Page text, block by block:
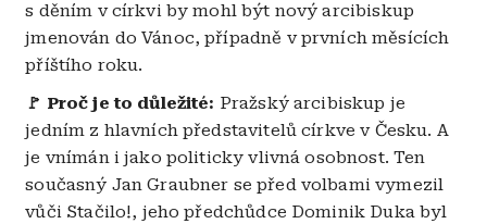
s děním v církvi by mohl být nový arcibiskup
jmenován do Vánoc, případně v prvních měsících
příštího roku.
🚩 Proč je to důležité: Pražský arcibiskup je
jedním z hlavních představitelů církve v Česku. A
je vnímán i jako politicky vlivná osobnost. Ten
současný Jan Graubner se před volbami vymezil
vůči Stačilo!, jeho předchůdce Dominik Duka byl